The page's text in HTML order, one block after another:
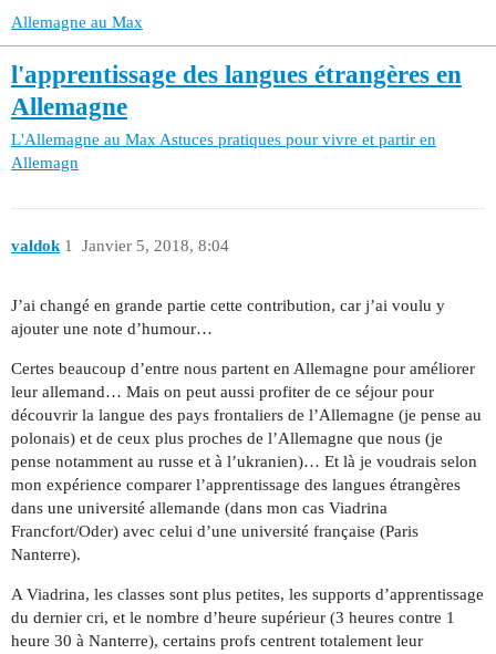
Allemagne au Max
l'apprentissage des langues étrangères en
Allemagne
L'Allemagne au MaxAstuces pratiques pour vivre et partir en
Allemagn
valdok Janvier 5, 2018, 8:04
1
J’ai changé en grande partie cette contribution, car j’ai voulu y
ajouter une note d’humour…
Certes beaucoup d’entre nous partent en Allemagne pour améliorer
leur allemand… Mais on peut aussi profiter de ce séjour pour
découvrir la langue des pays frontaliers de l’Allemagne (je pense au
polonais) et de ceux plus proches de l’Allemagne que nous (je
pense notamment au russe et à l’ukranien)… Et là je voudrais selon
mon expérience comparer l’apprentissage des langues étrangères
dans une université allemande (dans mon cas Viadrina
Francfort/Oder) avec celui d’une université française (Paris
Nanterre).
A Viadrina, les classes sont plus petites, les supports d’apprentissage
du dernier cri, et le nombre d’heure supérieur (3 heures contre 1
heure 30 à Nanterre), certains profs centrent totalement leur